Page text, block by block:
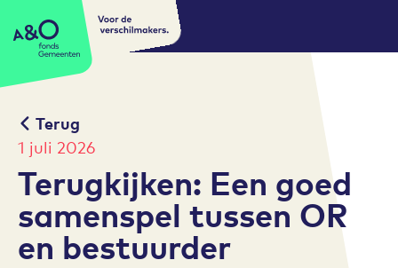
A&O fonds Gemeenten
Voor de
verschilmakers.
Terug
1 juli 2026
Terugkijken: Een goed
samenspel tussen OR
en bestuurder